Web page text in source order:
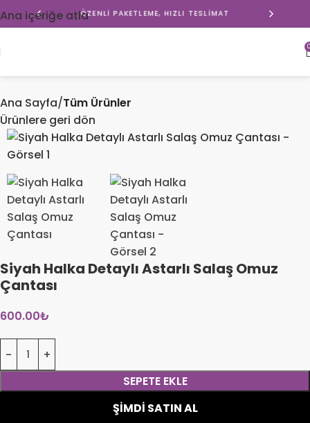
Ana içeriğe atlaÖZENLI PAKETLEME, HIZLI TESLIMAT
ÖZEL & SINIRLI BUTIK KOLEKSIYON
Ana Sayfa Tüm Ürünler
Ürünlere geri dön
Siyah Halka Detaylı Astarlı Salaş Omuz
Çantası
600.00₺
SEPETE EKLE
ŞIMDI SATIN AL